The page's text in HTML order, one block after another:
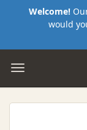
Welcome!
would